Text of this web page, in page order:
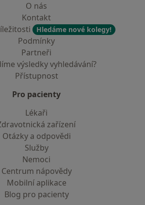
O nás
Kontakt
Hledáme nové kolegy!
Podmínky
Partneři
výsledky vyhledávání?
Přístupnost
Pro pacienty
Lékaři
zařízení
Otázky a odpovědi
Služby
Nemoci
Centrum nápovědy
Mobilní aplikace
Blog pro pacienty